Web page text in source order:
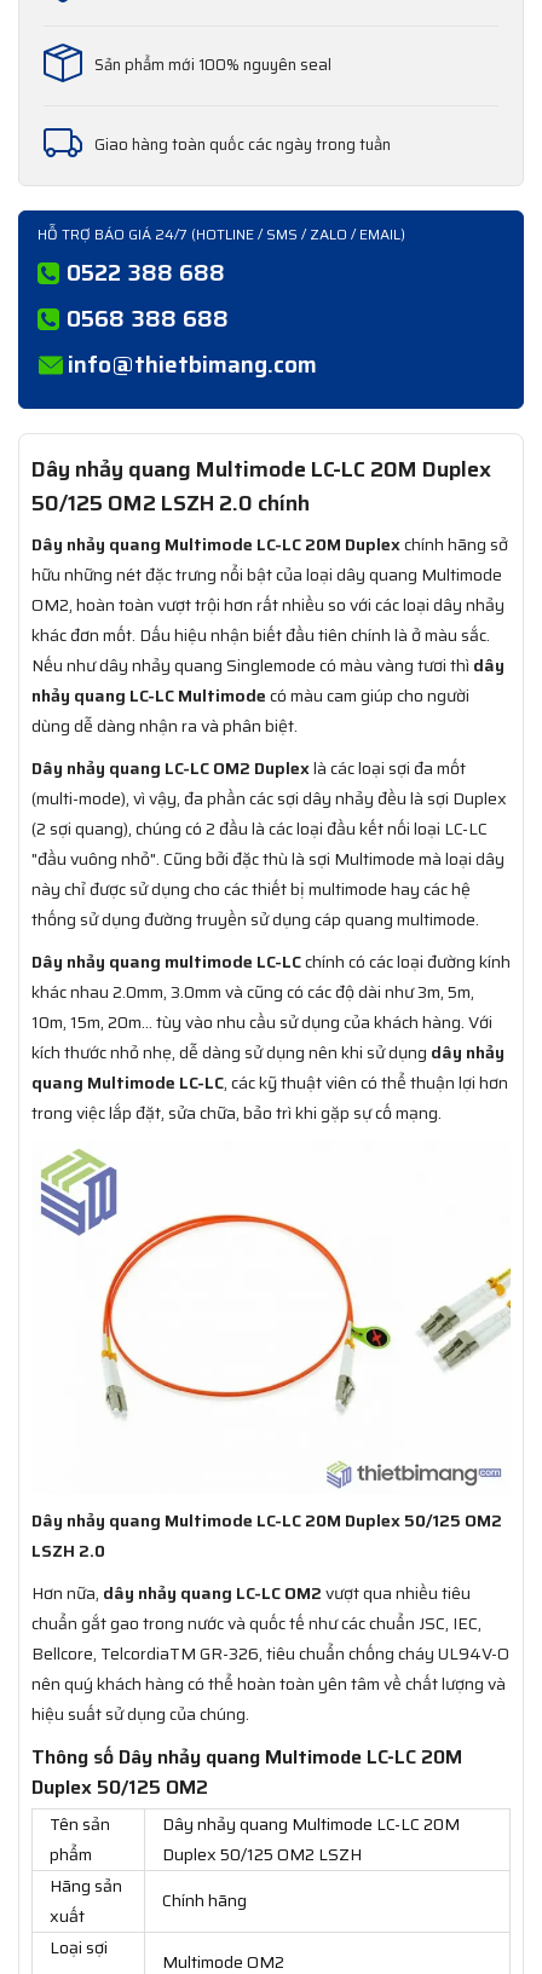
Sản phẩm mới 100% nguyên seal
Giao hàng toàn quốc các ngày trong tuần
HỖ TRỢ BÁO GIÁ 24/7 (HOTLINE / SMS / ZALO / EMAIL)
0522 388 688
0568 388 688
info@thietbimang.com
Dây nhảy quang Multimode LC-LC 20M Duplex
50/125 OM2 LSZH 2.0 chính
Dây nhảy quang Multimode LC-LC 20M Duplexchính hãng sở
hữu những nét đặc trưng nổi bật của loại dây quang Multimode
OM2, hoàn toàn vượt trội hơn rất nhiều so với các loại dây nhảy
khác đơn mốt. Dấu hiệu nhận biết đầu tiên chính là ở màu sắc.
Nếu như dây nhảy quang Singlemode có màu vàng tươi thì dây
nhảy quang LC-LC Multimodecó màu cam giúp cho người
dùng dễ dàng nhận ra và phân biệt.
Dây nhảy quang LC-LC OM2 Duplexlà các loại sợi đa mốt
(multi-mode), vì vậy, đa phần các sợi dây nhảy đều là sợi Duplex
(2 sợi quang), chúng có 2 đầu là các loại đầu kết nối loại LC-LC
"đầu vuông nhỏ". Cũng bởi đặc thù là sợi Multimode mà loại dây
này chỉ được sử dụng cho các thiết bị multimode hay các hệ
thống sử dụng đường truyền sử dụng cáp quang multimode.
Dây nhảy quang multimode LC-LCchính có các loại đường kính
khác nhau 2.0mm, 3.0mm và cũng có các độ dài như 3m, 5m,
10m, 15m, 20m... tùy vào nhu cầu sử dụng của khách hàng. Với
kích thước nhỏ nhẹ, dễ dàng sử dụng nên khi sử dụng dây nhảy
quang Multimode LC-LC, các kỹ thuật viên có thể thuận lợi hơn
trong việc lắp đặt, sửa chữa, bảo trì khi gặp sự cố mạng.
Dây nhảy quang Multimode LC-LC 20M Duplex 50/125 OM2
LSZH 2.0
Hơn nữa, dây nhảy quang LC-LC OM2vượt qua nhiều tiêu
chuẩn gắt gao trong nước và quốc tế như các chuẩn JSC, IEC,
Bellcore, TelcordiaTM GR-326, tiêu chuẩn chống cháy UL94V-O
nên quý khách hàng có thể hoàn toàn yên tâm về chất lượng và
hiệu suất sử dụng của chúng.
Thông số Dây nhảy quang Multimode LC-LC 20M
Duplex 50/125 OM2
Tên sản
phẩm
Dây nhảy quang Multimode LC-LC 20M
Duplex 50/125 OM2 LSZH
Hãng sản
xuất
Chính hãng
Loại sợi
Multimode OM2